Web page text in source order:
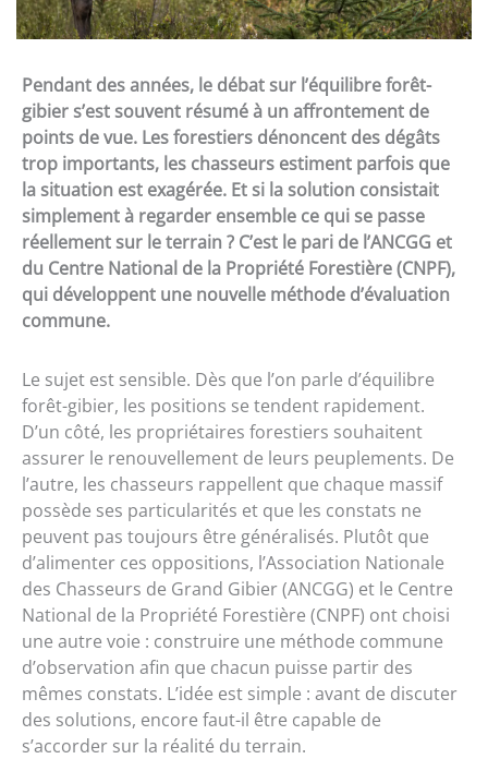
Pendant des années, le débat sur l’équilibre forêt-
gibier s’est souvent résumé à un affrontement de
points de vue. Les forestiers dénoncent des dégâts
trop importants, les chasseurs estiment parfois que
la situation est exagérée. Et si la solution consistait
simplement à regarder ensemble ce qui se passe
réellement sur le terrain ? C’est le pari de l’ANCGG et
du Centre National de la Propriété Forestière (CNPF),
qui développent une nouvelle méthode d’évaluation
commune.
Le sujet est sensible. Dès que l’on parle d’équilibre
forêt-gibier, les positions se tendent rapidement.
D’un côté, les propriétaires forestiers souhaitent
assurer le renouvellement de leurs peuplements. De
l’autre, les chasseurs rappellent que chaque massif
possède ses particularités et que les constats ne
peuvent pas toujours être généralisés. Plutôt que
d’alimenter ces oppositions, l’Association Nationale
des Chasseurs de Grand Gibier (ANCGG) et le Centre
National de la Propriété Forestière (CNPF) ont choisi
une autre voie : construire une méthode commune
d’observation afin que chacun puisse partir des
mêmes constats. L’idée est simple : avant de discuter
des solutions, encore faut-il être capable de
s’accorder sur la réalité du terrain.